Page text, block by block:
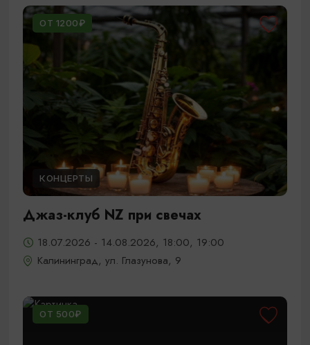
ОТ 1200₽
КОНЦЕРТЫ
Джаз-клуб NZ при свечах
18.07.2026 - 14.08.2026, 18:00, 19:00
Калининград, ул. Глазунова, 9
ОТ 500₽